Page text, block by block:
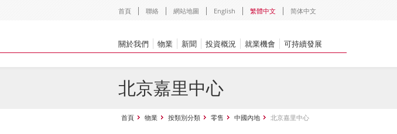
首頁 聯絡 網站地圖 English 繁體中文 简体中文
關於我們 物業 新聞 投資概況 就業機會 可持續發展
北京嘉里中心
首頁 物業 按類別分類 零售 中國內地 北京嘉里中心